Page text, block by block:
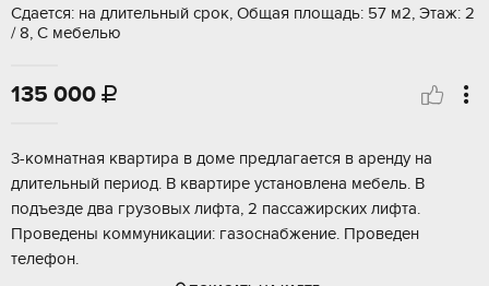
Сдается: на длительный срок, Общая площадь: 57 м2, Этаж: 2
/ 8, С мебелью
135 000 
3-комнатная квартира в доме предлагается в аренду на
длительный период. В квартире установлена мебель. В
подъезде два грузовых лифта, 2 пассажирских лифта.
Проведены коммуникации: газоснабжение. Проведен
телефон.